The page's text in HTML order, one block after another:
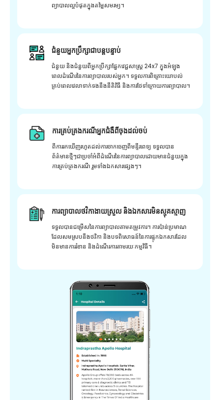
ព្យាបាលល្អបំផុតក្នុងតម្លៃសមរម្យ។
ជំនួយអ្នកប្រឹក្សាជាបន្តបន្ទាប់
ជំនួយ និងជំនួយពីអ្នកប្រឹក្សាផ្នែកវេជ្ជសាស្រ្ត 24x7 ក្នុងអំឡុង
ពេលដំណើរនៃការព្យាបាលរបស់អ្នក។ ទទួលការពិគ្រោះយោបល់
គ្រប់ពេលវេលាទាក់ទងនឹងនីតិវិធី និងការថែទាំក្រោយការព្យាបាល។
ការគ្រប់គ្រងករណីអ្នកជំងឺពីចុងដល់ចប់
ពីការរកឃើញរហូតដល់ការចាកចេញពីមន្ទីរពេទ្យ ទទួលបាន
ព័ត៌មានថ្មីៗជាប្រចាំអំពីដំណើរនៃការព្យាបាលដោយមានជំនួយក្នុង
ការគ្រប់គ្រងករណី រួមទាំងឯកសារផ្សេងៗ។
ការព្យាបាលថវិកាងាយស្រួល និងឯកសារមិនស្មុគស្មាញ
ទទួលបានជម្រើសនៃការព្យាបាលតាមតម្រូវការ។ ការប៉ាន់ប្រមាណ
ដែលសមស្របនឹងថវិកា និងបទពិសោធន៍នៃការផ្ទុកឯកសារដែល
មិនមានការរំខាន និងដំណើរការតាមរយៈកម្មវិធី។